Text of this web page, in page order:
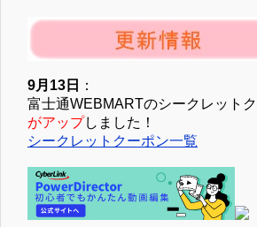
9月13日
：
富士通WEBMARTのシークレット
がアップしました！
シークレットクーポン一覧